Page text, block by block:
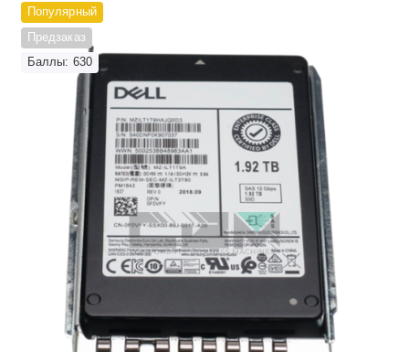
Популярный
Предзаказ
Баллы: 630